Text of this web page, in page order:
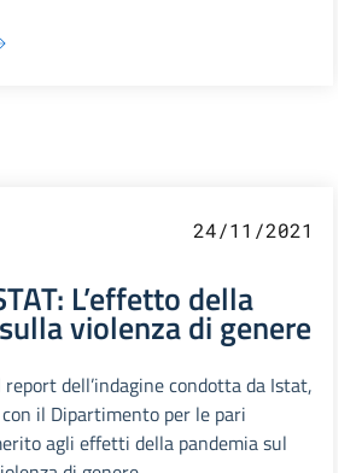
24/11/2021
L’effetto della
violenza di genere
dell’indagine condotta da Istat,
il Dipartimento per le pari
agli effetti della pandemia sul